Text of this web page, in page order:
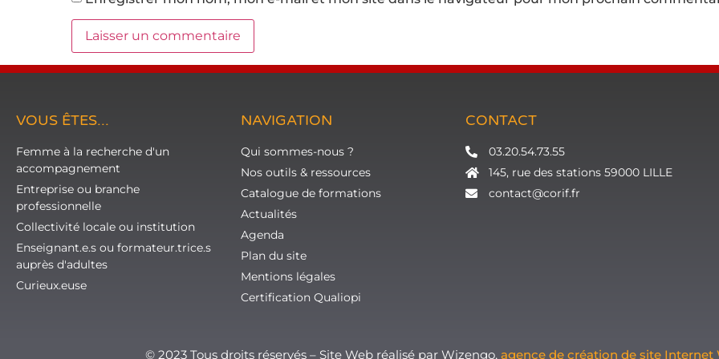
VOUS ÊTES...
Femme à la recherche d'un
accompagnement
Entreprise ou branche
professionnelle
Collectivité locale ou institution
Enseignant.e.s ou formateur.trice.s
auprès d'adultes
Curieux.euse
NAVIGATION
Qui sommes-nous ?
Nos outils & ressources
Catalogue de formations
Actualités
Agenda
Plan du site
Mentions légales
Certification Qualiopi
CONTACT
03.20.54.73.55
145, rue des stations 59000 LILLE
contact@corif.fr
© 2023 Tous droits réservés – Site Web réalisé par Wizengo, agence de création de site Internet